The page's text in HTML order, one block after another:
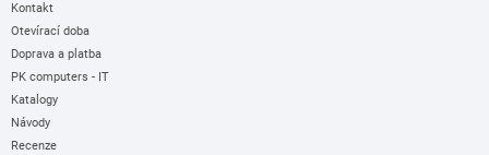
Kontakt
Otevírací doba
Doprava a platba
PK computers - IT
Katalogy
Návody
Recenze